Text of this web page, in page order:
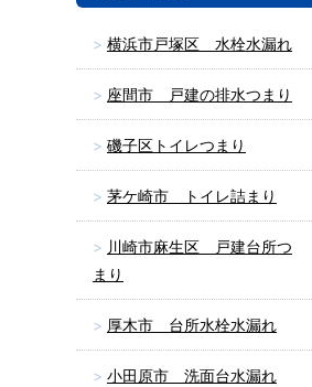
横浜市戸塚区 水栓水漏れ
座間市 戸建の排水つまり
磯子区トイレつまり
茅ケ崎市 トイレ詰まり
川崎市麻生区 戸建台所つ
まり
厚木市 台所水栓水漏れ
小田原市 洗面台水漏れ